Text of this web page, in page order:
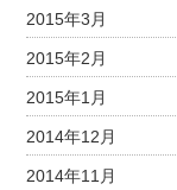
2015年3月
2015年2月
2015年1月
2014年12月
2014年11月